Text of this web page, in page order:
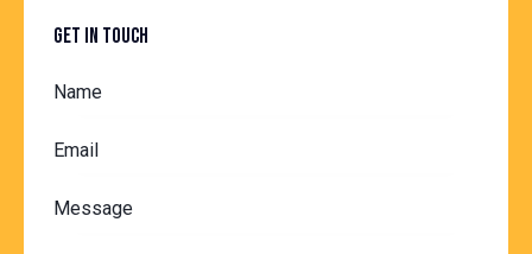
GET IN TOUCH